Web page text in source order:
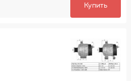
Купить